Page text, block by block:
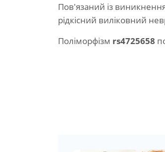
Пов'язаний із
рідкісний виліковний
Поліморфізм rs4725658